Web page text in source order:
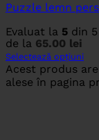
Puzzle lemn
Evaluat la 5 din 5
de la 65.00 lei
Selectează opțiuni
Acest produs
alese în pagina